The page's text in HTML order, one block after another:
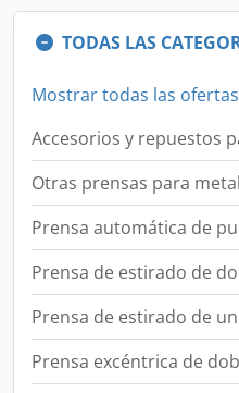
TODAS LAS
Mostrar todas las ofertas
Accesorios y repuestos
Otras prensas para metal
Prensa automática de
Prensa de estirado de
Prensa de estirado de
Prensa excéntrica de